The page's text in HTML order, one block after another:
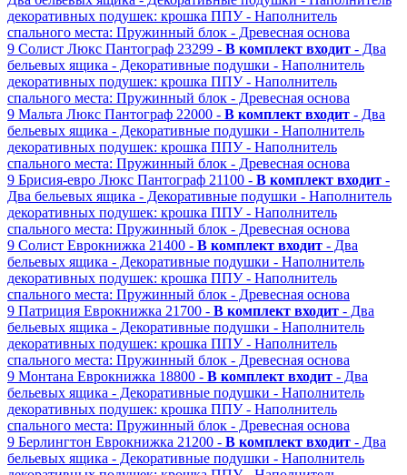
декоративных подушек: крошка ППУ - Наполнитель
спального места: Пружинный блок - Древесная основа
9 Солист Люкс Пантограф 23299 - В комплект входит - Два
бельевых ящика - Декоративные подушки - Наполнитель
декоративных подушек: крошка ППУ - Наполнитель
спального места: Пружинный блок - Древесная основа
9 Мальта Люкс Пантограф 22000 - В комплект входит - Два
бельевых ящика - Декоративные подушки - Наполнитель
декоративных подушек: крошка ППУ - Наполнитель
спального места: Пружинный блок - Древесная основа
9 Брисия-евро Люкс Пантограф 21100 - В комплект входит -
Два бельевых ящика - Декоративные подушки - Наполнитель
декоративных подушек: крошка ППУ - Наполнитель
спального места: Пружинный блок - Древесная основа
9 Солист Еврокнижка 21400 - В комплект входит - Два
бельевых ящика - Декоративные подушки - Наполнитель
декоративных подушек: крошка ППУ - Наполнитель
спального места: Пружинный блок - Древесная основа
9 Патриция Еврокнижка 21700 - В комплект входит - Два
бельевых ящика - Декоративные подушки - Наполнитель
декоративных подушек: крошка ППУ - Наполнитель
спального места: Пружинный блок - Древесная основа
9 Монтана Еврокнижка 18800 - В комплект входит - Два
бельевых ящика - Декоративные подушки - Наполнитель
декоративных подушек: крошка ППУ - Наполнитель
спального места: Пружинный блок - Древесная основа
9 Берлингтон Еврокнижка 21200 - В комплект входит - Два
бельевых ящика - Декоративные подушки - Наполнитель